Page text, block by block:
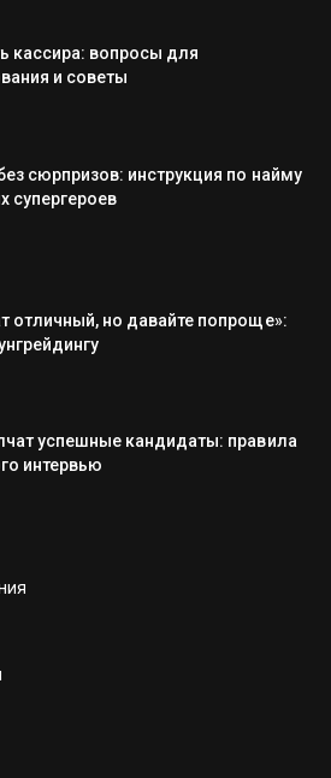
кассира: вопросы для
и советы
сюрпризов: инструкция по найму
супергероев
отличный, но давайте попроще»:
успешные кандидаты: правила
интервью